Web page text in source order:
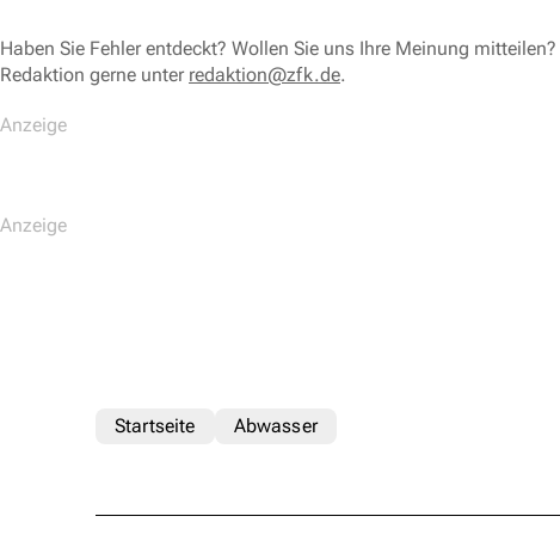
Haben Sie Fehler entdeckt? Wollen Sie uns Ihre Meinung
Redaktion gerne unter redaktion@zfk.de.
Startseite Abwasser